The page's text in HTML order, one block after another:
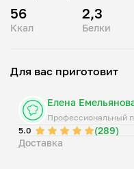
56
Ккал
2,3
Белки
Для вас приготовит
Елена
Профессиональный
5.0
(289)
Доставка